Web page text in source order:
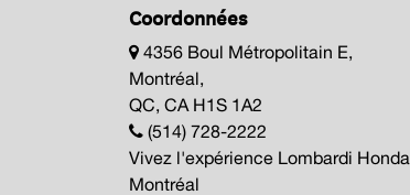
Coordonnées
4356 Boul Métropolitain E,
Montréal,
QC, CA H1S 1A2
(514) 728-2222
Vivez l'expérience Lombardi Honda
Montréal